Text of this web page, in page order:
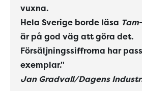
vuxna.
Hela Sverige borde läsa Tam
är på god väg att göra det.
Försäljningssiffrorna har
exemplar."
Jan Gradvall/Dagens